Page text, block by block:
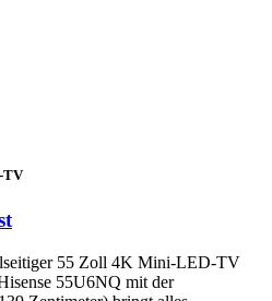
TV
55 Zoll 4K Mini-LED-TV
55U6NQ mit der